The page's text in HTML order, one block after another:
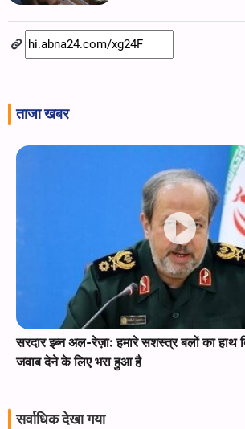
ताजा खबर
सरदार इब्न अल-रेज़ा: हमारे सशस्त्र बलों का हाथ
जवाब देने के लिए भरा हुआ है
सर्वाधिक देखा गया